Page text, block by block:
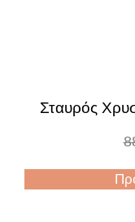
Σταυρός